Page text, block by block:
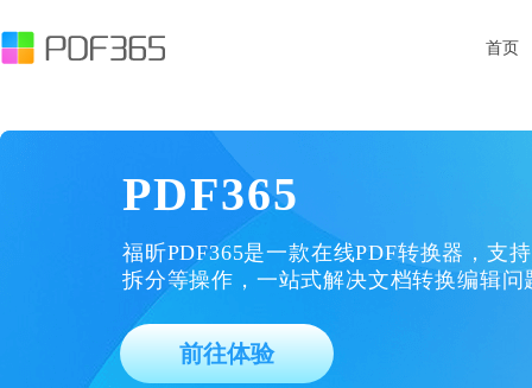
首页
PDF365
福昕PDF365是一款在线PDF转换器，支
拆分等操作，一站式解决文档转换编辑问
前往体验